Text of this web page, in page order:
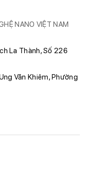
NANO VIỆT NAM
La Thành, Số 226
Văn Khiêm, Phường